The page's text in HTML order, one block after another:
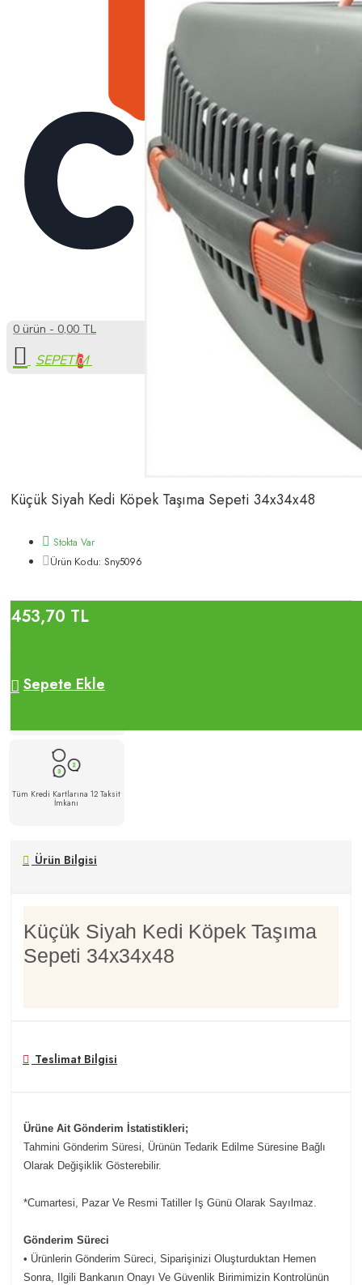
0 ürün - 0,00 TL
0
Küçük Siyah Kedi Köpek Taşıma Sepeti 34x34x48
Stokta Var
Ürün Kodu: Sny5096
453,70 TL
Sepete Ekle
Tüm Kredi Kartlarına 12 Taksit
İmkanı
Ürün Bilgisi
Küçük Siyah Kedi Köpek Taşıma
Sepeti 34x34x48
Teslimat Bilgisi
Ürüne Ait Gönderim İstatistikleri;
Tahmini Gönderim Süresi, Ürünün Tedarik Edilme Süresine Bağlı
Olarak Değişiklik Gösterebilir.
*Cumartesi, Pazar Ve Resmi Tatiller Iş Günü Olarak Sayılmaz.
Gönderim Süreci
• Ürünlerin Gönderim Süreci, Siparişinizi Oluşturduktan Hemen
Sonra, Ilgili Bankanın Onayı Ve Güvenlik Birimimizin Kontrolünün